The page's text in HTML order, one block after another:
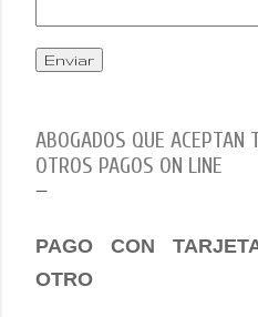
ABOGADOS QUE ACEPTAN
OTROS PAGOS ON LINE
PAGO CON
OTRO